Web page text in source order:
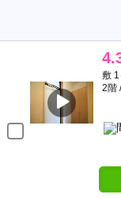
敷 1
2階